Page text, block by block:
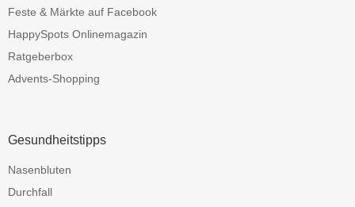
Feste & Märkte auf Facebook
HappySpots Onlinemagazin
Ratgeberbox
Advents-Shopping
Gesundheitstipps
Nasenbluten
Durchfall